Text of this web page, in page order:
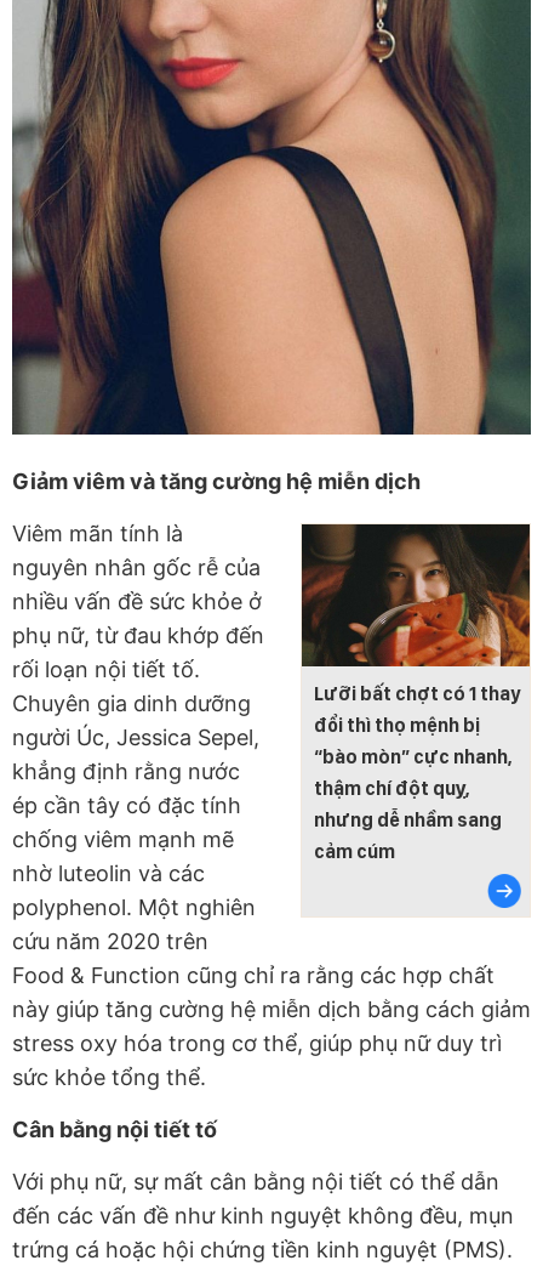
Giảm viêm và tăng cường hệ miễn dịch
Lưỡi bất chợt có 1 thay
đổi thì thọ mệnh bị
“bào mòn” cực nhanh,
thậm chí đột quỵ,
nhưng dễ nhầm sang
cảm cúm
Viêm mãn tính là
nguyên nhân gốc rễ của
nhiều vấn đề sức khỏe ở
phụ nữ, từ đau khớp đến
rối loạn nội tiết tố.
Chuyên gia dinh dưỡng
người Úc, Jessica Sepel,
khẳng định rằng nước
ép cần tây có đặc tính
chống viêm mạnh mẽ
nhờ luteolin và các
polyphenol. Một nghiên
cứu năm 2020 trên
Food & Function cũng chỉ ra rằng các hợp chất
này giúp tăng cường hệ miễn dịch bằng cách giảm
stress oxy hóa trong cơ thể, giúp phụ nữ duy trì
sức khỏe tổng thể.
Cân bằng nội tiết tố
Với phụ nữ, sự mất cân bằng nội tiết có thể dẫn
đến các vấn đề như kinh nguyệt không đều, mụn
trứng cá hoặc hội chứng tiền kinh nguyệt (PMS).